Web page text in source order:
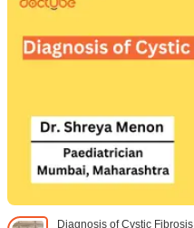
Diagnosis of Cystic Fibrosis